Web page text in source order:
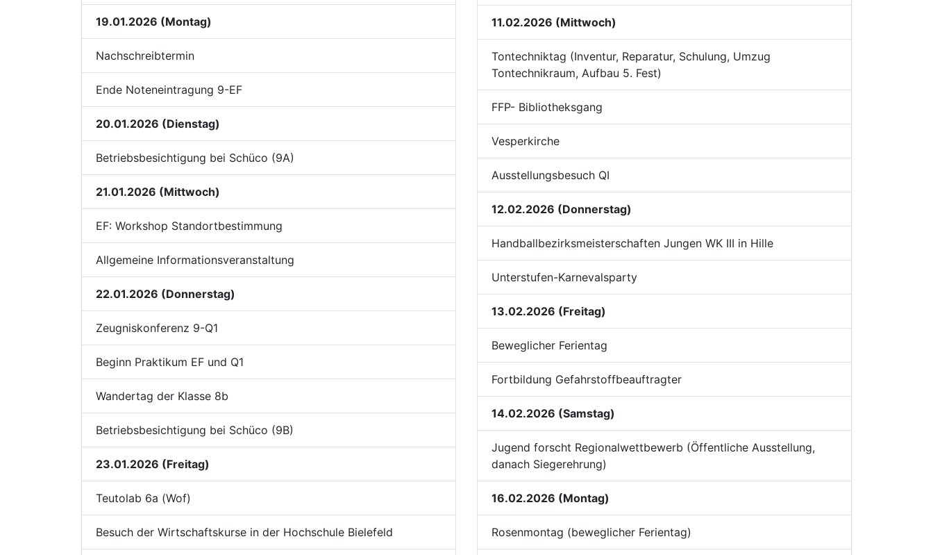
19.01.2026 (Montag)
Nachschreibtermin
Ende Noteneintragung 9-EF
20.01.2026 (Dienstag)
Betriebsbesichtigung bei Schüco (9A)
21.01.2026 (Mittwoch)
EF: Workshop Standortbestimmung
Allgemeine Informationsveranstaltung
22.01.2026 (Donnerstag)
Zeugniskonferenz 9-Q1
Beginn Praktikum EF und Q1
Wandertag der Klasse 8b
Betriebsbesichtigung bei Schüco (9B)
23.01.2026 (Freitag)
Teutolab 6a (Wof)
Besuch der Wirtschaftskurse in der Hochschule Bielefeld
11.02.2026 (Mittwoch)
Tontechniktag (Inventur, Reparatur, Schulung, Umzug
Tontechnikraum, Aufbau 5. Fest)
FFP- Bibliotheksgang
Vesperkirche
Ausstellungsbesuch QI
12.02.2026 (Donnerstag)
Handballbezirksmeisterschaften Jungen WK III in Hille
Unterstufen-Karnevalsparty
13.02.2026 (Freitag)
Beweglicher Ferientag
Fortbildung Gefahrstoffbeauftragter
14.02.2026 (Samstag)
Jugend forscht Regionalwettbewerb (Öffentliche Ausstellung,
danach Siegerehrung)
16.02.2026 (Montag)
Rosenmontag (beweglicher Ferientag)